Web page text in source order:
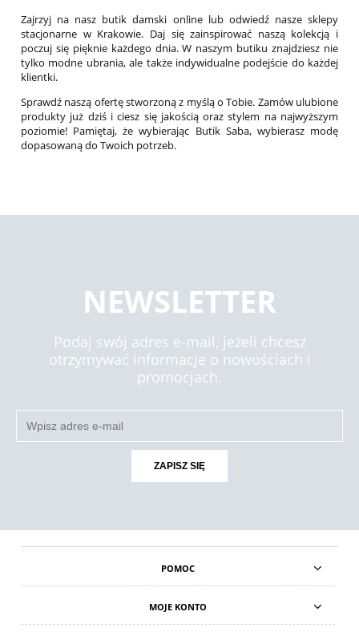
Zajrzyj na nasz butik damski online lub odwiedź nasze sklepy
stacjonarne w Krakowie. Daj się zainspirować naszą kolekcją i
poczuj się pięknie każdego dnia. W naszym butiku znajdziesz nie
tylko modne ubrania, ale także indywidualne podejście do każdej
klientki.
Sprawdź naszą ofertę stworzoną z myślą o Tobie. Zamów ulubione
produkty już dziś i ciesz się jakością oraz stylem na najwyższym
poziomie! Pamiętaj, że wybierając Butik Saba, wybierasz modę
dopasowaną do Twoich potrzeb.
NEWSLETTER
Podaj swój adres e-mail, jeżeli chcesz
otrzymywać informacje o nowościach i
promocjach.
ZAPISZ SIĘ
POMOC
MOJE KONTO